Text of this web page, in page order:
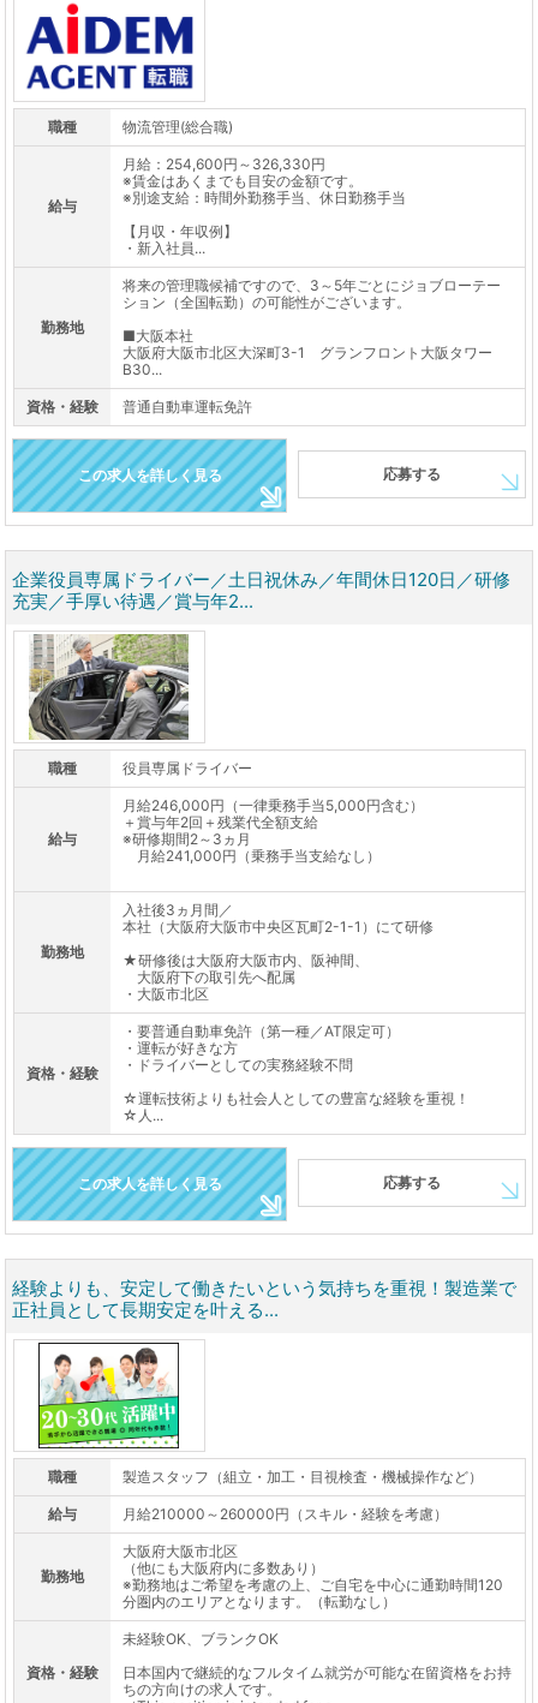
職種 物流管理(総合職)
給与
月給：254,600円～326,330円
※賃金はあくまでも目安の金額です。
※別途支給：時間外勤務手当、休日勤務手当
【月収・年収例】
・新入社員...
勤務地
将来の管理職候補ですので、3～5年ごとにジョブローテー
ション（全国転勤）の可能性がございます。
■大阪本社
大阪府大阪市北区大深町3-1 グランフロント大阪タワー
B30...
資格・経験 普通自動車運転免許
この求人を詳しく見る 応募する
企業役員専属ドライバー／土日祝休み／年間休日120日／研修
充実／手厚い待遇／賞与年2...
職種 役員専属ドライバー
給与
月給246,000円（一律乗務手当5,000円含む）
＋賞与年2回＋残業代全額支給
※研修期間2～3ヵ月
月給241,000円（乗務手当支給なし）
勤務地
入社後3ヵ月間／
本社（大阪府大阪市中央区瓦町2-1-1）にて研修
★研修後は大阪府大阪市内、阪神間、
大阪府下の取引先へ配属
・大阪市北区
資格・経験
・要普通自動車免許（第一種／AT限定可）
・運転が好きな方
・ドライバーとしての実務経験不問
☆運転技術よりも社会人としての豊富な経験を重視！
☆人...
この求人を詳しく見る 応募する
経験よりも、安定して働きたいという気持ちを重視！製造業で
正社員として長期安定を叶える...
職種 製造スタッフ（組立・加工・目視検査・機械操作など）
給与 月給210000～260000円（スキル・経験を考慮）
勤務地
大阪府大阪市北区
（他にも大阪府内に多数あり）
※勤務地はご希望を考慮の上、ご自宅を中心に通勤時間120
分圏内のエリアとなります。（転勤なし）
資格・経験
未経験OK、ブランクOK
日本国内で継続的なフルタイム就労が可能な在留資格をお持
ちの方向けの求人です。